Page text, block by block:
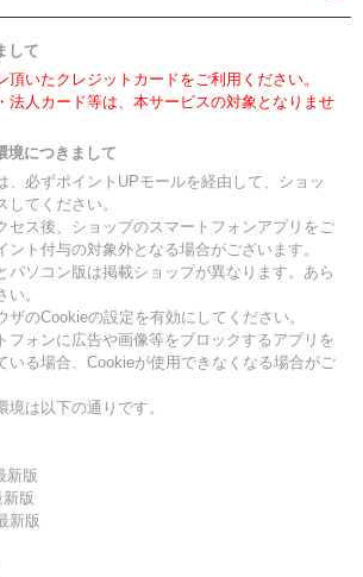
して
頂いたクレジットカードをご利用ください。
法人カード等は、本サービスの対象となりませ
境につきまして
、必ずポイントUPモールを経由して、ショッ
してください。
セス後、ショップのスマートフォンアプリをご
ント付与の対象外となる場合がございます。
パソコン版は掲載ショップが異なります。あら
。
ザのCookieの設定を有効にしてください。
フォンに広告や画像等をブロックするアプリを
いる場合、Cookieが使用できなくなる場合がご
境は以下の通りです。
新版
版
新版